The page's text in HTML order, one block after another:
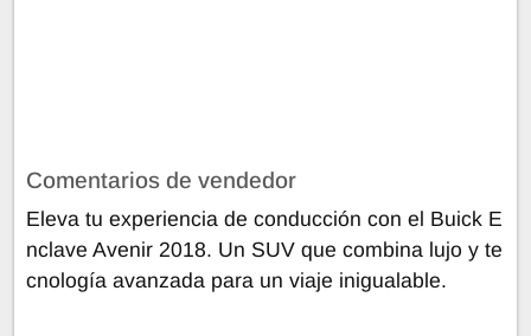
Comentarios de vendedor
Eleva tu experiencia de conducción con el Buick E
nclave Avenir 2018. Un SUV que combina lujo y te
cnología avanzada para un viaje inigualable.